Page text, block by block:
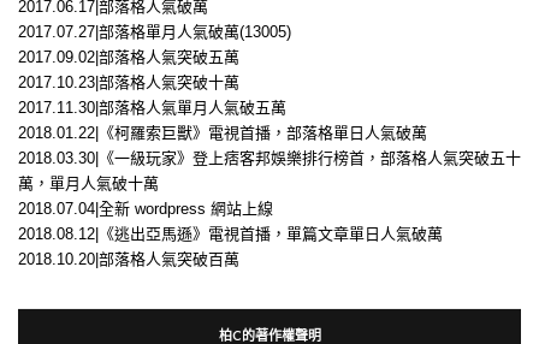
2017.06.17|部落格人氣破萬
2017.07.27|部落格單月人氣破萬(13005)
2017.09.02|部落格人氣突破五萬
2017.10.23|部落格人氣突破十萬
2017.11.30|部落格人氣單月人氣破五萬
2018.01.22|《柯羅索巨獸》電視首播，部落格單日人氣破萬
2018.03.30|《一級玩家》登上痞客邦娛樂排行榜首，部落格人氣突破五十
萬，單月人氣破十萬
2018.07.04|全新 wordpress 網站上線
2018.08.12|《逃出亞馬遜》電視首播，單篇文章單日人氣破萬
2018.10.20|部落格人氣突破百萬
柏C的著作權聲明